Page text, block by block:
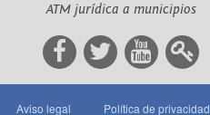
ATM jurídica a municipios
Aviso legal Política de privacidad